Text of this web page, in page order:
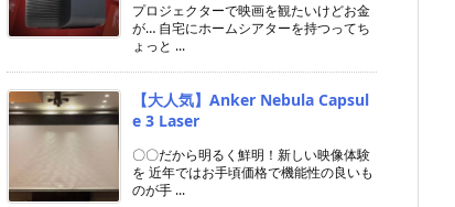
プロジェクターで映画を観たいけどお金
が… 自宅にホームシアターを持つってち
ょっと ...
【大人気】Anker Nebula Capsul
e 3 Laser
〇〇だから明るく鮮明！新しい映像体験
を 近年ではお手頃価格で機能性の良いも
のが手 ...